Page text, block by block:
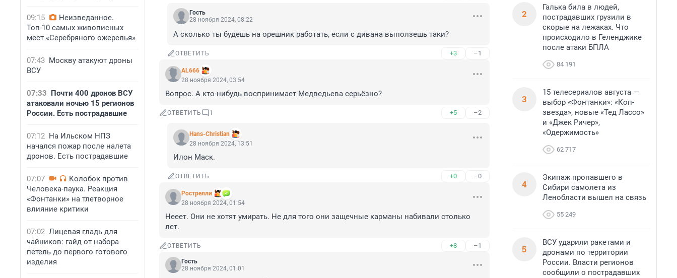
09:15
Неизведанное.
Топ-10 самых живописных
мест «Серебряного ожерелья»
07:43 Москву атакуют дроны
ВСУ
07:33 Почти 400 дронов ВСУ
атаковали ночью 15 регионов
России. Есть пострадавшие
07:12 На Ильском НПЗ
начался пожар после налета
дронов. Есть пострадавшие
07:07
Колобок против
Человека-паука. Реакция
«Фонтанки» на тлетворное
влияние критики
07:02 Лицевая гладь для
чайников: гайд от набора
петель до первого готового
изделия
Гость
28 ноября 2024, 08:22
А сколько ты будешь на орешник работать, если с дивана выползешь таки?
ОТВЕТИТЬ +3 –1
AL666
28 ноября 2024, 03:54
Вопрос. А кто-нибудь воспринимает Медведьева серьёзно?
ОТВЕТИТЬ 1 +5 –2
Hans-Christian
28 ноября 2024, 13:51
Илон Маск.
ОТВЕТИТЬ +0 –0
Рострелли
28 ноября 2024, 01:54
Нееет. Они не хотят умирать. Не для того они защечные карманы набивали столько
лет.
ОТВЕТИТЬ +8 –1
Гость
28 ноября 2024, 01:01
2
Галька била в людей,
пострадавших грузили в
скорые на лежаках. Что
происходило в Геленджике
после атаки БПЛА
84 191
3
15 телесериалов августа —
выбор «Фонтанки»: «Коп-
звезда», новые «Тед Лассо»
и «Джек Ричер»,
«Одержимость»
62 717
4
Экипаж пропавшего в
Сибири самолета из
Ленобласти вышел на связь
55 249
5
ВСУ ударили ракетами и
дронами по территории
России. Власти регионов
сообщили о пострадавших